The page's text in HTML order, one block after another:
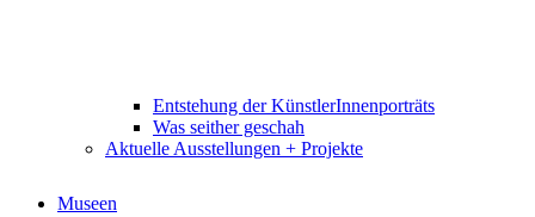
Entstehung der KünstlerInnenporträts
Was seither geschah
Aktuelle Ausstellungen + Projekte
Museen